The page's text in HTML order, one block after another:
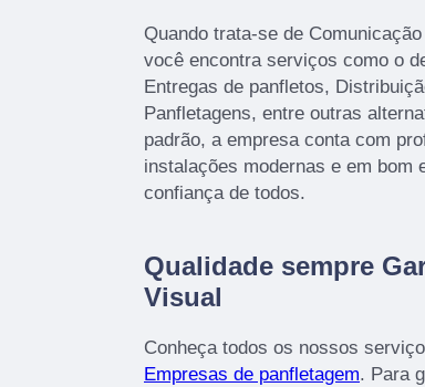
Quando trata-se de
você encontra serviços como o
Entregas de panfletos,
Panfletagens, entre outras
padrão, a empresa conta com
instalações modernas e em bom
confiança de todos.
Qualidade sempre
Visual
Conheça todos os nossos
Empresas de panfletagem. Para